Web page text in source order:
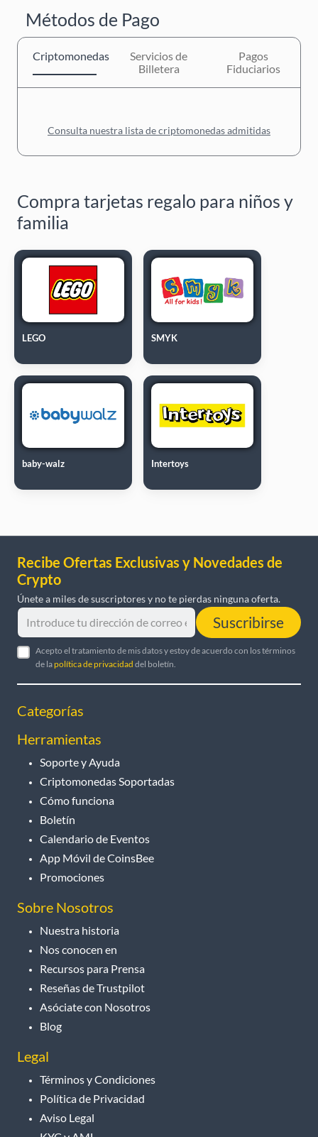
Métodos de Pago
Criptomonedas
Servicios de
Billetera
Pagos
Fiduciarios
Consulta nuestra lista de criptomonedas admitidas
Compra tarjetas regalo para niños y
familia
LEGO SMYK
baby-walz Intertoys
Recibe Ofertas Exclusivas y Novedades de
Crypto
Únete a miles de suscriptores y no te pierdas ninguna oferta.
Suscribirse
Acepto el tratamiento de mis datos y estoy de acuerdo con los términos
de lapolítica de privacidad del boletín.
Categorías
Herramientas
Soporte y Ayuda
Criptomonedas Soportadas
Cómo funciona
Boletín
Calendario de Eventos
App Móvil de CoinsBee
Promociones
Sobre Nosotros
Nuestra historia
Nos conocen en
Recursos para Prensa
Reseñas de Trustpilot
Asóciate con Nosotros
Blog
Legal
Términos y Condiciones
Política de Privacidad
Aviso Legal